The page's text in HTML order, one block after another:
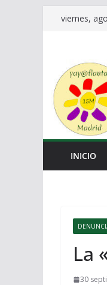
Saltarviernes,
INICIO
La
30